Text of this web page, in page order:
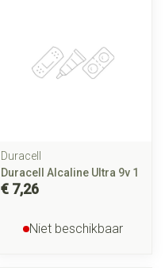
Duracell
Duracell Alcaline Ultra 9v 1
€ 7,26
Niet beschikbaar